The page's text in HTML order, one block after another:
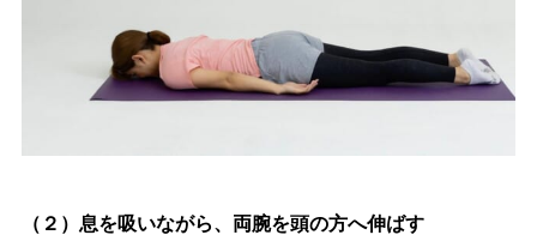
（２） 息を吸いながら、両腕を頭の方へ伸ばす